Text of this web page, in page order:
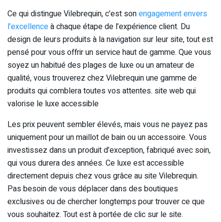
Ce qui distingue Vilebrequin, c’est sonengagement envers
l’excellenceà chaque étape de l’expérience client. Du
design de leurs produits à la navigation sur leur site, tout est
pensé pour vous offrir un service haut de gamme. Que vous
soyez un habitué des plages de luxe ou un amateur de
qualité, vous trouverez chez Vilebrequin une gamme de
produits qui comblera toutes vos attentes. site web qui
valorise le luxe accessible
Les prix peuvent sembler élevés, mais vous ne payez pas
uniquement pour un maillot de bain ou un accessoire. Vous
investissez dans un produit d’exception, fabriqué avec soin,
qui vous durera des années. Ce luxe est accessible
directement depuis chez vous grâce au site Vilebrequin.
Pas besoin de vous déplacer dans des boutiques
exclusives ou de chercher longtemps pour trouver ce que
vous souhaitez. Tout est à portée de clic sur le site.